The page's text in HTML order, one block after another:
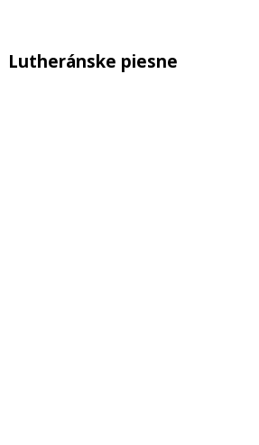
Lutheránske piesne